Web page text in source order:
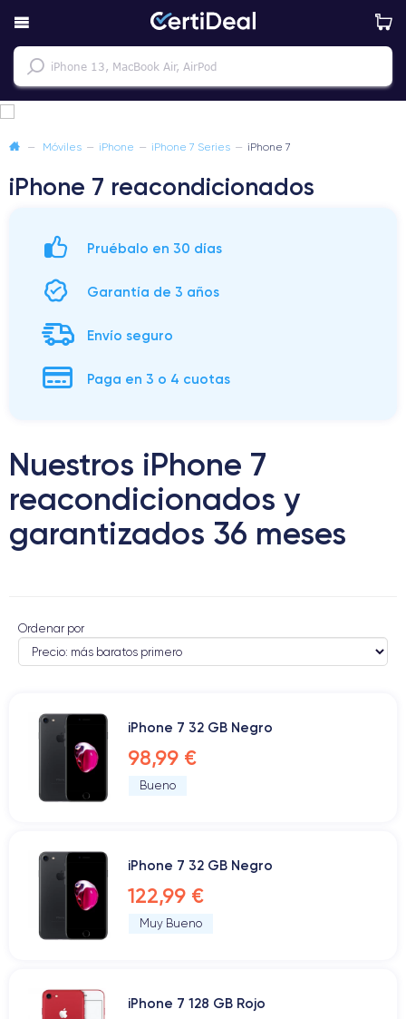
— Móviles — iPhone — iPhone 7 Series — iPhone 7
iPhone 7 reacondicionados
Pruébalo en 30 días
Garantía de 3 años
Envío seguro
Paga en 3 o 4 cuotas
Nuestros iPhone 7
reacondicionados y
garantizados 36 meses
Ordenar por
iPhone 7 32 GB Negro
98,99 €
Bueno
iPhone 7 32 GB Negro
122,99 €
Muy Bueno
iPhone 7 128 GB Rojo